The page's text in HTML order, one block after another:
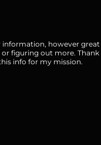
however great
figuring out more. Thank
info for my mission.